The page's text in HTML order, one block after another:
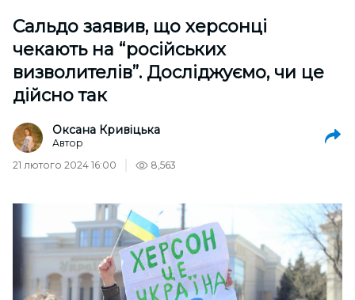
Сальдо заявив, що херсонці
чекають на “російських
визволителів”. Досліджуємо, чи це
дійсно так
Оксана Кривіцька
Автор
21 лютого 2024 16:00
8,563